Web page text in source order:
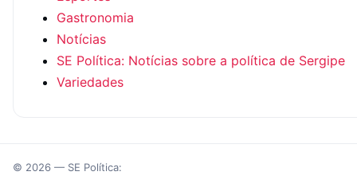
Gastronomia
Notícias
SE Política: Notícias sobre a política de Sergipe
Variedades
© 2026 — SE Política: